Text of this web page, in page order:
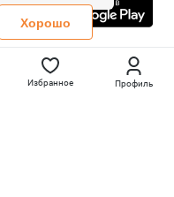
Избранное Профиль
Хорошо